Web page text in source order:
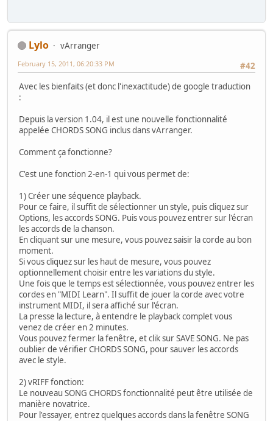
Lylo
vArranger
#42
February 15, 2011, 06:20:33 PM
Avec les bienfaits (et donc l'inexactitude) de google traduction
:
Depuis la version 1.04, il est une nouvelle fonctionnalité
appelée CHORDS SONG inclus dans vArranger.
Comment ça fonctionne?
C'est une fonction 2-en-1 qui vous permet de:
1) Créer une séquence playback.
Pour ce faire, il suffit de sélectionner un style, puis cliquez sur
Options, les accords SONG. Puis vous pouvez entrer sur l'écran
les accords de la chanson.
En cliquant sur une mesure, vous pouvez saisir la corde au bon
moment.
Si vous cliquez sur les haut de mesure, vous pouvez
optionnellement choisir entre les variations du style.
Une fois que le temps est sélectionnée, vous pouvez entrer les
cordes en "MIDI Learn". Il suffit de jouer la corde avec votre
instrument MIDI, il sera affiché sur l'écran.
La presse la lecture, à entendre le playback complet vous
venez de créer en 2 minutes.
Vous pouvez fermer la fenêtre, et clik sur SAVE SONG. Ne pas
oublier de vérifier CHORDS SONG, pour sauver les accords
avec le style.
2) vRIFF fonction:
Le nouveau SONG CHORDS fonctionnalité peut être utilisée de
manière novatrice.
Pour l'essayer, entrez quelques accords dans la fenêtre SONG